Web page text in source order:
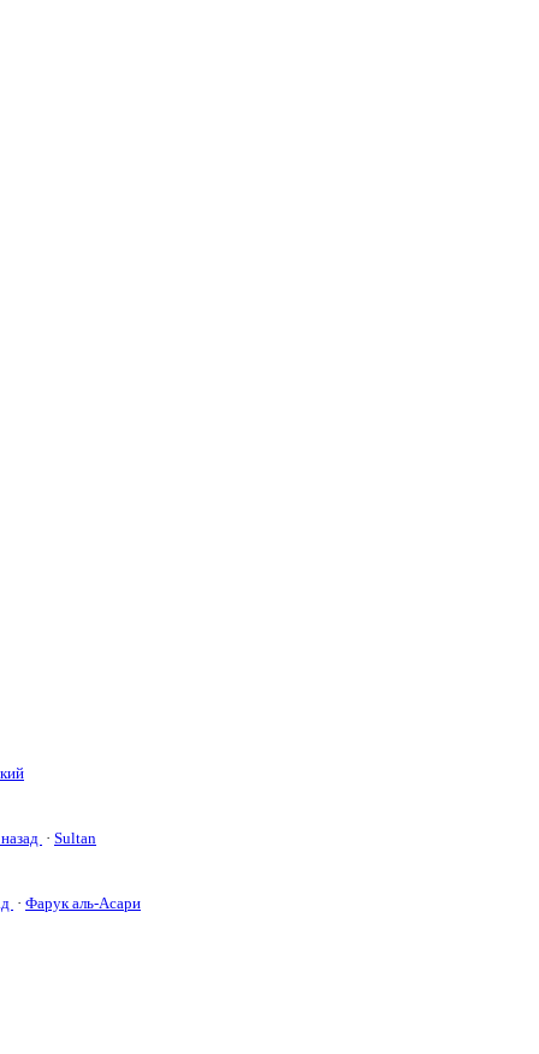
· Sultan
· Фарук аль-Асари